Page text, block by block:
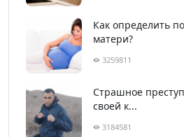
Как определить
матери?
3259811
Страшное
своей к...
3184581